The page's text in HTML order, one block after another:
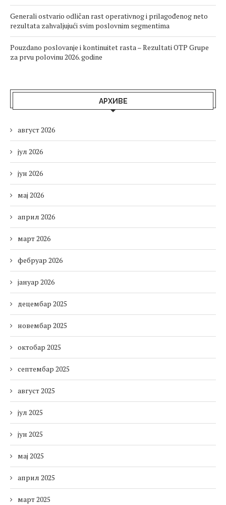
Generali ostvario odličan rast operativnog i prilagođenog neto
rezultata zahvaljujući svim poslovnim segmentima
Pouzdano poslovanje i kontinuitet rasta – Rezultati OTP Grupe
za prvu polovinu 2026. godine
АРХИВЕ
август 2026
јул 2026
јун 2026
мај 2026
април 2026
март 2026
фебруар 2026
јануар 2026
децембар 2025
новембар 2025
октобар 2025
септембар 2025
август 2025
јул 2025
јун 2025
мај 2025
април 2025
март 2025